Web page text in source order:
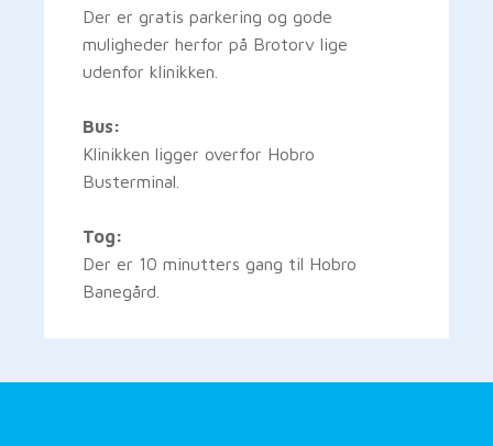
Der er gratis parkering og gode
muligheder herfor på Brotorv lige
udenfor klinikken.
Bus:
Klinikken ligger overfor Hobro
Busterminal.
Tog:
Der er 10 minutters gang til Hobro
Banegård.